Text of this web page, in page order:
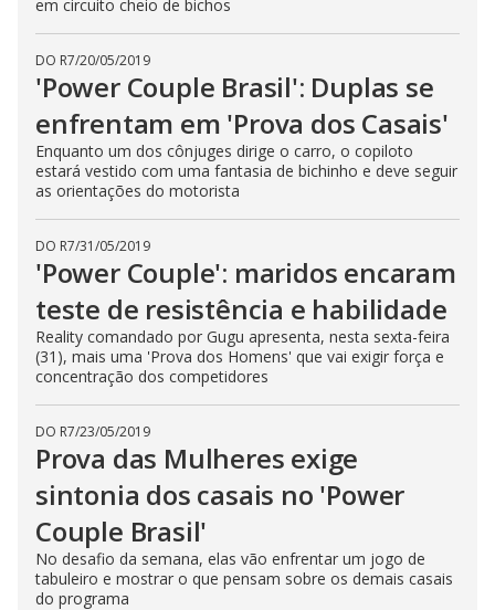
em circuito cheio de bichos
DO R7/20/05/2019
'Power Couple Brasil': Duplas se
enfrentam em 'Prova dos Casais'
Enquanto um dos cônjuges dirige o carro, o copiloto
estará vestido com uma fantasia de bichinho e deve seguir
as orientações do motorista
DO R7/31/05/2019
'Power Couple': maridos encaram
teste de resistência e habilidade
Reality comandado por Gugu apresenta, nesta sexta-feira
(31), mais uma 'Prova dos Homens' que vai exigir força e
concentração dos competidores
DO R7/23/05/2019
Prova das Mulheres exige
sintonia dos casais no 'Power
Couple Brasil'
No desafio da semana, elas vão enfrentar um jogo de
tabuleiro e mostrar o que pensam sobre os demais casais
do programa